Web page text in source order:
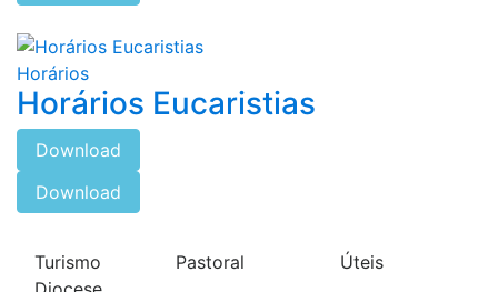
Horários
Horários Eucaristias
Download
Download
Turismo
Pastoral Úteis